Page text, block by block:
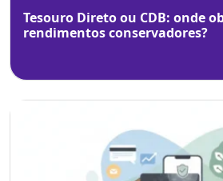
Tesouro Direto ou CDB: onde
rendimentos conservadores?